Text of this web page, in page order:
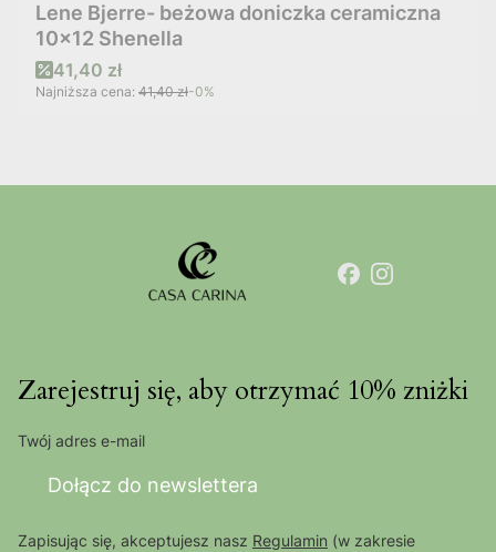
Lene Bjerre- beżowa doniczka ceramiczna
10x12 Shenella
Cena promocyjna
41,40 zł
Najniższa cena: 41,40 zł-0%
Zarejestruj się, aby otrzymać 10% zniżki
Twój adres e-mail
Dołącz do newslettera
Zapisując się, akceptujesz nasz Regulamin (w zakresie